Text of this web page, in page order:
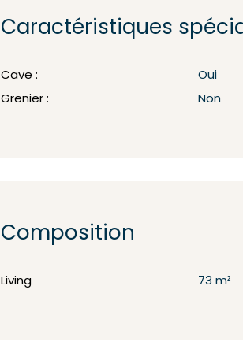
Caractéristiques
Cave :
Oui
Grenier :
Non
Composition
Living 73 m²